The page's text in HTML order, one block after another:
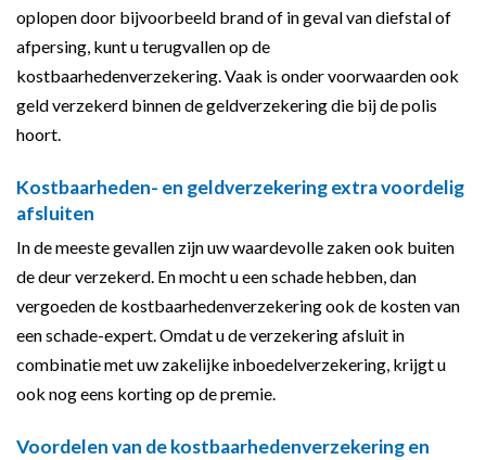
oplopen door bijvoorbeeld brand of in geval van diefstal of
afpersing, kunt u terugvallen op de
kostbaarhedenverzekering. Vaak is onder voorwaarden ook
geld verzekerd binnen de geldverzekering die bij de polis
hoort.
Kostbaarheden- en geldverzekering extra voordelig
afsluiten
In de meeste gevallen zijn uw waardevolle zaken ook buiten
de deur verzekerd. En mocht u een schade hebben, dan
vergoeden de kostbaarhedenverzekering ook de kosten van
een schade-expert. Omdat u de verzekering afsluit in
combinatie met uw zakelijke inboedelverzekering, krijgt u
ook nog eens korting op de premie.
Voordelen van de kostbaarhedenverzekering en